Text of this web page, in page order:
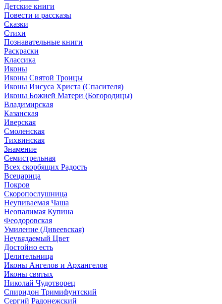
Детские книги
Повести и рассказы
Сказки
Стихи
Познавательные книги
Раскраски
Классика
Иконы
Иконы Святой Троицы
Иконы Иисуса Христа (Спасителя)
Иконы Божией Матери (Богородицы)
Владимирская
Казанская
Иверская
Смоленская
Тихвинская
Знамение
Семистрельная
Всех скорбящих Радость
Всецарица
Покров
Скоропослушница
Неупиваемая Чаша
Неопалимая Купина
Феодоровская
Умиление (Дивеевская)
Неувядаемый Цвет
Достойно есть
Целительница
Иконы Ангелов и Архангелов
Иконы святых
Николай Чудотворец
Спиридон Тримифунтский
Сергий Радонежский